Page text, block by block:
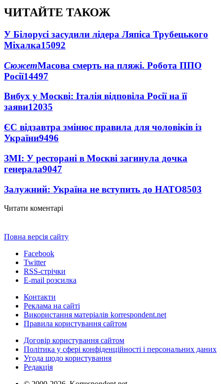
ЧИТАЙТЕ ТАКОЖ
У Білорусі засудили лідера Ляпіса Трубецького
Міхалка15092
СюжетМасова смерть на пляжі. Робота ППО
Росії14497
Вибух у Москві: Італія відповіла Росії на її
заяви12035
ЄС відзавтра змінює правила для чоловіків із
України9496
ЗМІ: У ресторані в Москві загинула дочка
генерала9047
Залужний: Україна не вступить до НАТО8503
Читати коментарі
Повна версія сайту
Facebook
Twitter
RSS-стрічки
E-mail розсилка
Контакти
Реклама на сайті
Використання матеріалів korrespondent.net
Правила користування сайтом
Договір користування сайтом
Політика у сфері конфіденційності і персональних даних
Угода щодо користування
Редакція